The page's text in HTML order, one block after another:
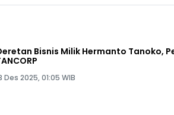
Bisnis Milik Hermanto Tanoko,
Des 2025, 01:05 WIB